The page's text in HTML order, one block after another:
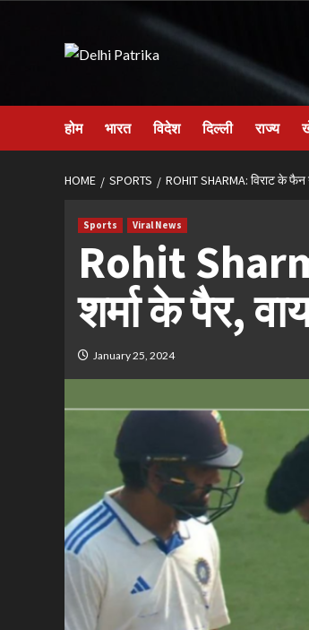
होम भारत विदेश दिल्ली राज्य
HOME SPORTS ROHIT SHARMA: विराट के फैन
Sports Viral News
Rohit
शर्मा के पैर,
January 25, 2024